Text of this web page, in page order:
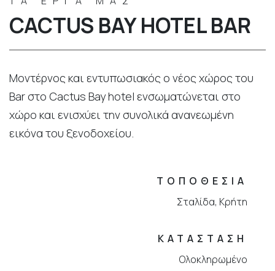
CACTUS BAY HOTEL BAR
Μοντέρνος και εντυπωσιακός ο νέος χώρος του
Bar στο Cactus Bay hotel ενσωματώνεται στο
χώρο και ενισχύει την συνολικά ανανεωμένη
εικόνα του ξενοδοχείου.
ΤΟΠΟΘΕΣΙΑ
Σταλίδα, Κρήτη
ΚΑΤΑΣΤΑΣΗ
Ολοκληρωμένο